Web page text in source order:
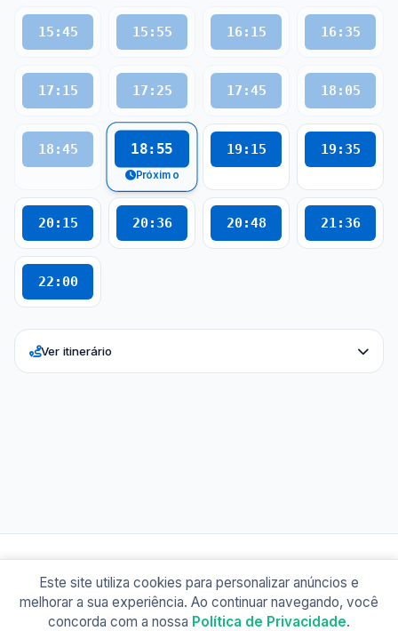
15:45 15:55 16:15 16:35
17:15 17:25 17:45 18:05
18:45 18:55
Próximo
19:15 19:35
20:15 20:36 20:48 21:36
22:00
Ver itinerário
© 2026 Busão BR
Sobre Contato Política de Privacidade
Este site utiliza cookies para personalizar anúncios e
melhorar a sua experiência. Ao continuar navegando, você
concorda com a nossa Política de Privacidade.